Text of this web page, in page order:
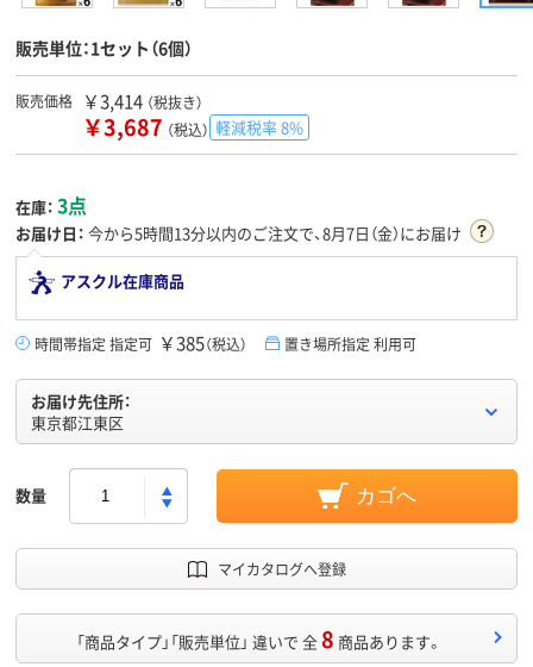
販売単位：1セット（6個）
販売価格 ￥3,414 （税抜き）
￥3,687 （税込） 軽減税率 8%
在庫： 3点
お届け日： 今から5時間13分以内のご注文で、8月7日（金）にお届け
アスクル在庫商品
時間帯指定 指定可 ￥385（税込） 置き場所指定 利用可
お届け先住所：
東京都江東区
数量 カゴへ
マイカタログへ登録
「商品タイプ」「販売単位」 違いで 全8 商品あります。